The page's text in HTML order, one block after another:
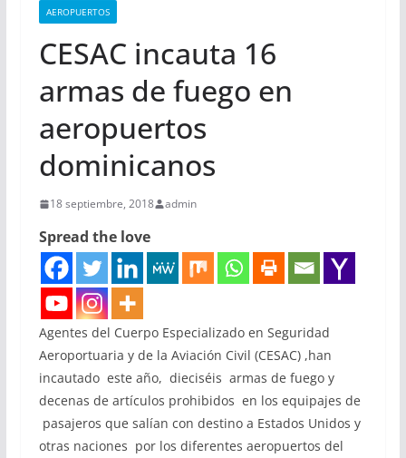
AEROPUERTOS
CESAC incauta 16
armas de fuego en
aeropuertos
dominicanos
18 septiembre, 2018 admin
Spread the love
Agentes del Cuerpo Especializado en Seguridad
Aeroportuaria y de la Aviación Civil (CESAC) ,han
incautado este año, dieciséis armas de fuego y
decenas de artículos prohibidos en los equipajes de
pasajeros que salían con destino a Estados Unidos y
otras naciones por los diferentes aeropuertos del